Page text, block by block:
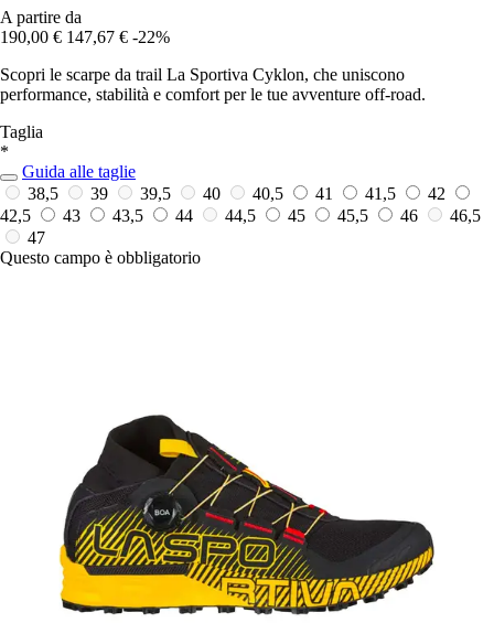
A partire da
190,00 € 147,67 € -22%
Scopri le scarpe da trail La Sportiva Cyklon, che uniscono
performance, stabilità e comfort per le tue avventure off-road.
Taglia
*
Guida alle taglie
38,5
39 39,5 40 40,5 41 41,5
42
42,5
43 43,5 44 44,5 45 45,5 46
46,5
47
Questo campo è obbligatorio